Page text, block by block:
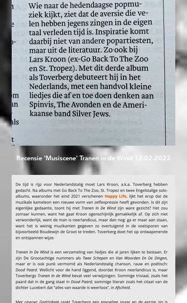
Recensie 'Musiscene' Tranen in de Wind 12-02-2023